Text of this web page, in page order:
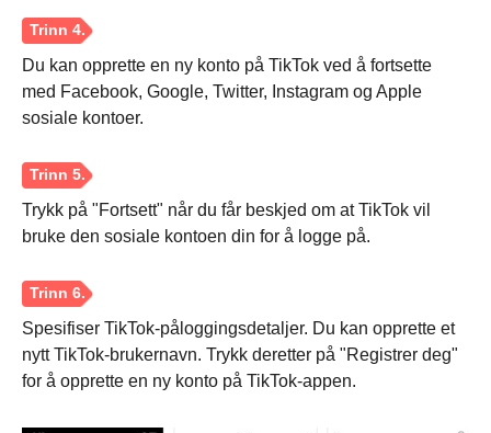
Du kan opprette en ny konto på TikTok ved å fortsette
med Facebook, Google, Twitter, Instagram og Apple
sosiale kontoer.
Trykk på "Fortsett" når du får beskjed om at TikTok vil
bruke den sosiale kontoen din for å logge på.
Spesifiser TikTok-påloggingsdetaljer. Du kan opprette et
nytt TikTok-brukernavn. Trykk deretter på "Registrer deg"
for å opprette en ny konto på TikTok-appen.